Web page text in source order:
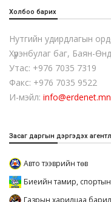
Холбоо барих
Нутгийн удирдлагын
Хүрэнбулаг баг, Баян-
Утас: +976 7035 7319
Факс: +976 7035 9522
И-мэйл: info@erdenet.mn
Засаг даргын дэргэдэх
Авто тээврийн төв
Биеийн тамир, спортын